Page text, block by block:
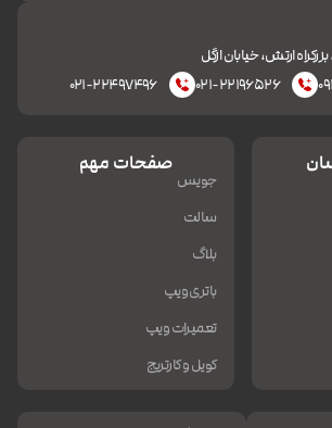
ارتش، خیابان ازگل
۰۲۱-۲۲۱۹۶۵۲۶ ۰۲۱-۲۲۴۹۷۴۹۶
صفحات مهم
جویس
سالت
بلاگ
باتری ویپ
تعمیرات ویپ
کویل و کارتریج